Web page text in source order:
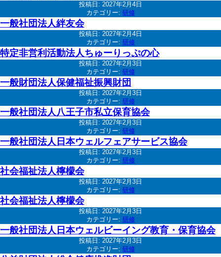
投稿日: 2027年2月4日
カテゴリー: 研修
一般社団法人絆友会
投稿日: 2027年2月4日
カテゴリー: 研修
特定非営利活動法人ちゅーりっぷの心
投稿日: 2027年2月3日
カテゴリー: 研修
一般財団法人保健福祉振興財団
投稿日: 2027年2月3日
カテゴリー: 研修
一般社団法人八王子市私立保育協会
投稿日: 2027年2月3日
カテゴリー: 研修
一般社団法人日本ウェルフェアサービス協会
投稿日: 2027年2月3日
カテゴリー: 研修
社会福祉法人檸檬会
投稿日: 2027年2月3日
カテゴリー: 研修
社会福祉法人檸檬会
投稿日: 2027年2月3日
カテゴリー: 研修
一般社団法人日本ウェルビーイング教育・保育協会
投稿日: 2027年2月3日
カテゴリー: 研修